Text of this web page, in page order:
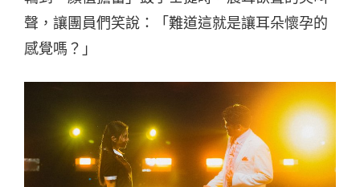
聲，讓團員們笑說：「難道這就是讓耳朵懷孕的
感覺嗎？」